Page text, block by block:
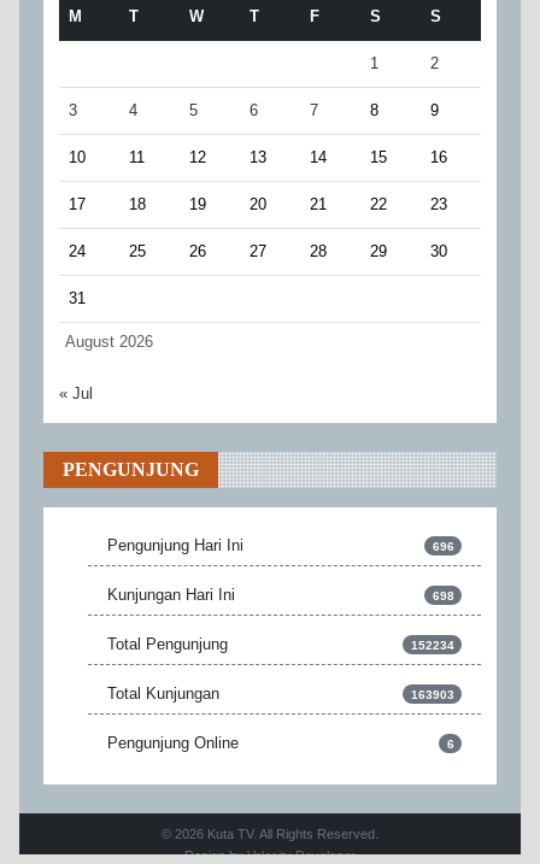
August 2026
M T W T F S S
1 2
3 4 5 6 7 8 9
10 11 12 13 14 15 16
17 18 19 20 21 22 23
24 25 26 27 28 29 30
31
« Jul
PENGUNJUNG
Pengunjung Hari Ini 696
Kunjungan Hari Ini 698
Total Pengunjung 152234
Total Kunjungan 163903
Pengunjung Online 6
© 2026 Kuta TV. All Rights Reserved.
Design byVelocity Developer